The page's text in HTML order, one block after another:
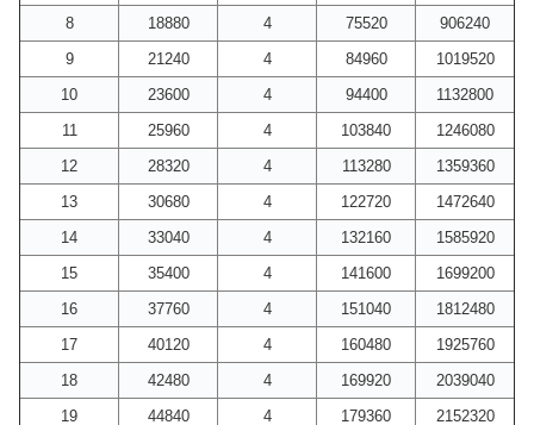
8
18880 4 75520
906240
9
21240 4 84960
1019520
10
23600 4 94400
1132800
11
25960 4 103840
1246080
12
28320 4 113280
1359360
13
30680 4 122720
1472640
14
33040 4 132160
1585920
15
35400 4 141600
1699200
16
37760 4 151040
1812480
17
40120 4 160480
1925760
18
42480 4 169920
2039040
19
44840 4 179360
2152320